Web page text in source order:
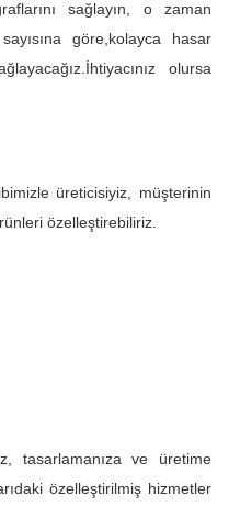
sağlayın, o zaman
göre,kolayca hasar
olursa
üreticisiyiz, müşterinin
özelleştirebiliriz.
tasarlamanıza ve üretime
özelleştirilmiş hizmetler